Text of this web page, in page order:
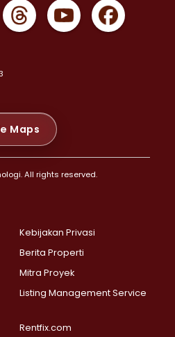
>
>
>
Hilir >
Selatan >
>
Selatan >
>
>
>
Maps
All rights reserved.
Kebijakan Privasi
Berita Properti
Mitra Proyek
Listing Management Service
Rentfix.com